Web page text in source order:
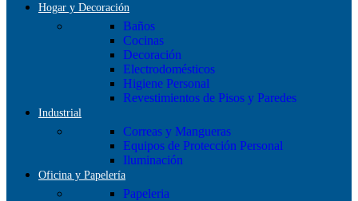
Hogar y Decoración
Baños
Cocinas
Decoración
Electrodomésticos
Higiene Personal
Revestimientos de Pisos y Paredes
Industrial
Correas y Mangueras
Equipos de Protección Personal
Iluminación
Oficina y Papelería
Papeleria